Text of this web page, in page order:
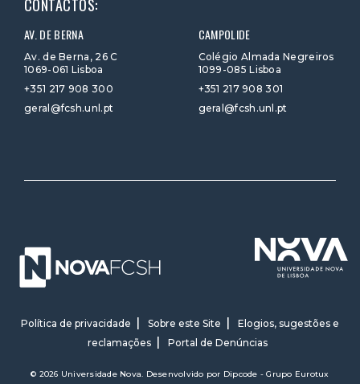
CONTACTOS:
AV. DE BERNA
Av. de Berna, 26 C
1069-061 Lisboa
+351 217 908 300
geral@fcsh.unl.pt
CAMPOLIDE
Colégio Almada Negreiros
1099-085 Lisboa
+351 217 908 301
geral@fcsh.unl.pt
Política de privacidade Sobre este Site
Elogios, sugestões e
reclamações
Portal de Denúncias
© 2026 Universidade Nova. Desenvolvido por Dipcode - Grupo Eurotux